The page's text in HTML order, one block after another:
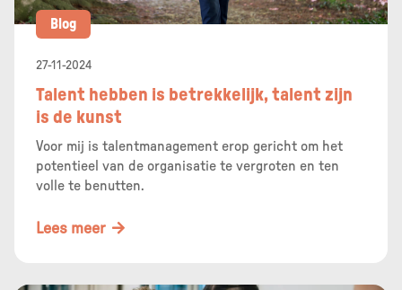
27-11-2024
Talent hebben is betrekkelijk, talent zijn
is de kunst
Voor mij is talentmanagement erop gericht om het
potentieel van de organisatie te vergroten en ten
volle te benutten.
Lees meer
Blog